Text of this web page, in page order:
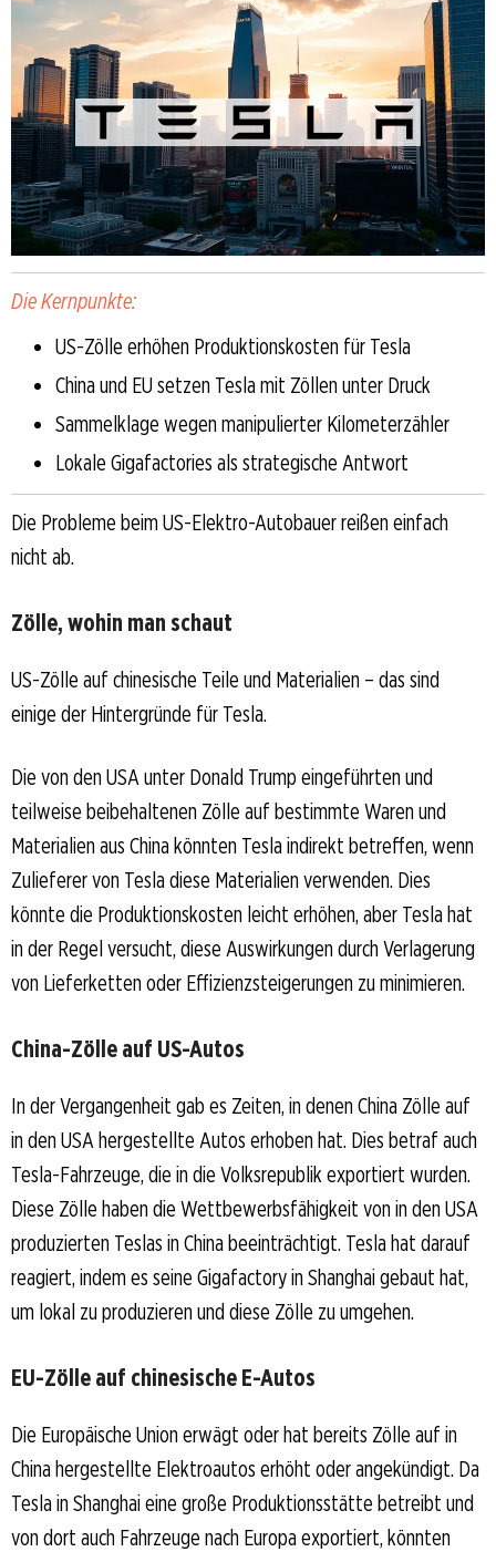
Die Kernpunkte:
US-Zölle erhöhen Produktionskosten für Tesla
China und EU setzen Tesla mit Zöllen unter Druck
Sammelklage wegen manipulierter Kilometerzähler
Lokale Gigafactories als strategische Antwort
Die Probleme beim US-Elektro-Autobauer reißen einfach
nicht ab.
Zölle, wohin man schaut
US-Zölle auf chinesische Teile und Materialien – das sind
einige der Hintergründe für Tesla.
Die von den USA unter Donald Trump eingeführten und
teilweise beibehaltenen Zölle auf bestimmte Waren und
Materialien aus China könnten Tesla indirekt betreffen, wenn
Zulieferer von Tesla diese Materialien verwenden. Dies
könnte die Produktionskosten leicht erhöhen, aber Tesla hat
in der Regel versucht, diese Auswirkungen durch Verlagerung
von Lieferketten oder Effizienzsteigerungen zu minimieren.
China-Zölle auf US-Autos
In der Vergangenheit gab es Zeiten, in denen China Zölle auf
in den USA hergestellte Autos erhoben hat. Dies betraf auch
Tesla-Fahrzeuge, die in die Volksrepublik exportiert wurden.
Diese Zölle haben die Wettbewerbsfähigkeit von in den USA
produzierten Teslas in China beeinträchtigt. Tesla hat darauf
reagiert, indem es seine Gigafactory in Shanghai gebaut hat,
um lokal zu produzieren und diese Zölle zu umgehen.
EU-Zölle auf chinesische E-Autos
Die Europäische Union erwägt oder hat bereits Zölle auf in
China hergestellte Elektroautos erhöht oder angekündigt. Da
Tesla in Shanghai eine große Produktionsstätte betreibt und
von dort auch Fahrzeuge nach Europa exportiert, könnten